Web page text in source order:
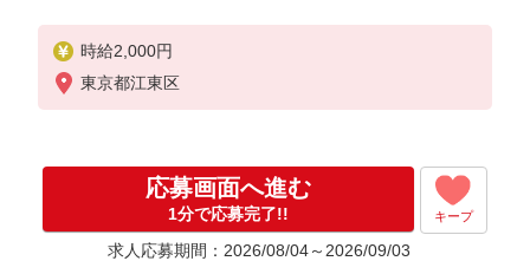
時給2,000円
東京都江東区
応募画面へ進む
1分で応募完了!! キープ
求人応募期間：2026/08/04～2026/09/03